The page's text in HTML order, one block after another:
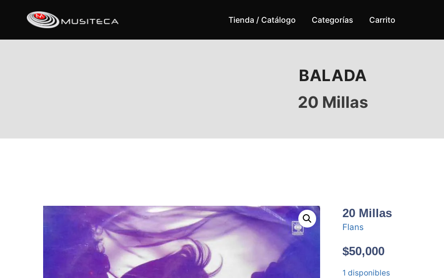
Tienda / Catálogo Categorías Carrito
BALADA
20 Millas
20 Millas
Flans
$50,000
1 disponibles